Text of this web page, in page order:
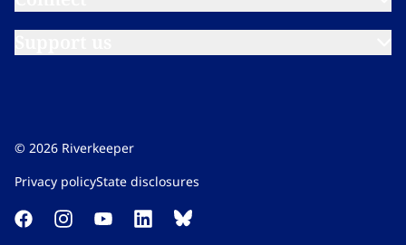
© 2026 Riverkeeper
Privacy policy​​​​‌ ‍ ​‍​‍‌‍ ‌ ​‍‌‍‍‌‌‍‌ ‌‍‍‌‌‍ ‍​‍​‍​ ‍‍​‍​‍‌ ​ ‌‍​‌‌‍ ‍‌‍‍‌‌ ‌​‌ ‍‌​‍ ‍‌‍‍‌‌‍ ​‍​‍​‍ ​​‍​‍‌‍‍​‌ ​‍‌‍‌‌‌‍‌‍​‍​‍​ ‍‍​‍​‍‌‍‍​‌ ‌​‌ ‌​‌ ​​‌ ​ ​ ‍‍​‍ ​‍ ‌‍​ ‌‍ ‌‌ ​ ​‍ ‍‌‍ ‌‌‍​‌‌‍‍‌‌‍ ‍​‍ ‍​ ​‍​ ​​​ ​‍​ ‌​‌ ​‍‌‍‌‌‌‍‌​‌‍‌‌‌ ​ ‌‍‍‌‌‍‌ ‌‍ ‍​‍ ‍‌ ​‍‌‍‍‌‌ ‌‍‌‍‌‌‌ ​‍‌‍‍ ‌‍‌‌‌‍‌‌‌ ​​‌‍‌‌‌ ​‍​‍ ‍‌‍ ‌ ​‍‌‍‌ ​‍ ‌‍‍‌‌‍ ‍‌ ‌​‌‍‌‌‌‍ ‍‌ ‌​​‍ ‌‍‌‌‌‍‌​‌‍‍‌‌ ‌​​‍ ‌‍ ‌‌‍ ‌‍‌​‌‍‌‌​ ‌‌ ​​‌ ​‍‌‍‌‌‌ ​ ‌‍‌‌‌‍ ‍‌ ‌​‌‍​‌‌ ‌​‌‍‍‌‌‍ ‌‍ ‍​ ‍ ‌‍‍‌‌‍‌​​ ‌‌‍‌‍‌‍ ‌‍ ‌ ‌​‌‍‌‌‌ ​‍​ ‍ ‌ ‌​‌ ‍‌‌ ​​‌‍‌‌​ ‌‌‍‌‍‌‍ ‌‍ ‌ ‌​‌‍‌‌‌ ​‍​ ‍ ‌ ​​‌‍​‌‌ ‌​‌‍‍​​ ‌‌‍​‌‌‍‌​‌‍‌​‌‍‍‌‌ ‌​‌‍‍‌‌‍ ‌‍ ‍‌‍​‌‌‍ ​‌​ ​‌‍‍‌‌‍ ‍‌‍‍ ‌ ​ ​‍‌‌​ ‌‌‌​​‍‌‌ ‌‍‍ ‌‍‌‌‌ ‍‌​‍‌‌​ ​ ‌​‌​​‍‌‌​ ​ ‌​‌​​‍‌‌​ ​‍​ ​‍‌‍​ ‌‍‌‍​ ​​​ ​‍​ ​‌​ ‌‍​ ‍‌​ ‌​​ ‌​‌‍​‌​ ​‍‌‍​ ​‍‌‌​ ​‍​ ​‍​‍‌‌​ ‌‌‌​‌​​‍ ‍‌ ‌​‌‍‌‌‌ ‍​‌ ‌​​ ‌‍​‍‌‍​‌‌ ​ ‌‍‌‌‌‌‌‌‌ ​‍‌‍ ​​ ‌‌‍‍​‌ ‌​‌ ‌​‌ ​​‌ ​ ​‍‌‌​ ​ ‌​​‌​‍‌‌​ ​‍‌​‌‍​‍‌‌​ ​‍‌​‌‍‌‍​ ‌‍ ‌‌ ​ ​‍ ‍‌‍ ‌‌‍​‌‌‍‍‌‌‍ ‍​‍ ‍​ ​‍​ ​​​ ​‍​ ‌​‌ ​‍‌‍‌‌‌‍‌​‌‍‌‌‌ ​ ‌‍‍‌‌‍‌ ‌‍ ‍​‍ ‍‌ ​‍‌‍‍‌‌ ‌‍‌‍‌‌‌ ​‍‌‍‍ ‌‍‌‌‌‍‌‌‌ ​​‌‍‌‌‌ ​‍​‍ ‍‌‍ ‌ ​‍‌‍‌ ​‍‌‍‌‍‍‌‌‍‌​​ ‌‌‍‌‍‌‍ ‌‍ ‌ ‌​‌‍‌‌‌ ​‍​‍‌‍‌ ‌​‌ ‍‌‌ ​​‌‍‌‌​ ‌‌‍‌‍‌‍ ‌‍ ‌ ‌​‌‍‌‌‌ ​‍​‍‌‍‌ ​​‌‍​‌‌ ‌​‌‍‍​​ ‌‌‍​‌‌‍‌​‌‍‌​‌‍‍‌‌ ‌​‌‍‍‌‌‍ ‌‍ ‍‌‍​‌‌‍ ​‌​ ​‌‍‍‌‌‍ ‍‌‍‍ ‌ ​ ​‍‌‌​ ‌‌‌​​‍‌‌ ‌‍‍ ‌‍‌‌‌ ‍‌​‍‌‌​ ​ ‌​‌​​‍‌‌​ ​ ‌​‌​​‍‌‌​ ​‍​ ​‍‌‍​ ‌‍‌‍​ ​​​ ​‍​ ​‌​ ‌‍​ ‍‌​ ‌​​ ‌​‌‍​‌​ ​‍‌‍​ ​‍‌‌​ ​‍​ ​‍​‍‌‌​ ‌‌‌​‌​​‍ ‍‌ ‌​‌‍‌‌‌ ‍​‌ ‌​​‍‌‍‌ ​​‌‍‌‌‌ ​‍‌ ​ ‌ ​​‌‍‌‌‌‍​ ‌ ‌​‌‍‍‌‌ ‌‍‌‍‌‌​ ‌‌ ​​‌ ‌‌‌‍​‍‌‍ ​‌‍‍‌‌ ​ ‌‍‍​‌‍‌‌‌‍‌​​‍​‍‌ ‌State disclosures​​​​‌ ‍ ​‍​‍‌‍ ‌ ​‍‌‍‍‌‌‍‌ ‌‍‍‌‌‍ ‍​‍​‍​ ‍‍​‍​‍‌ ​ ‌‍​‌‌‍ ‍‌‍‍‌‌ ‌​‌ ‍‌​‍ ‍‌‍‍‌‌‍ ​‍​‍​‍ ​​‍​‍‌‍‍​‌ ​‍‌‍‌‌‌‍‌‍​‍​‍​ ‍‍​‍​‍‌‍‍​‌ ‌​‌ ‌​‌ ​​‌ ​ ​ ‍‍​‍ ​‍ ‌‍​ ‌‍ ‌‌ ​ ​‍ ‍‌‍ ‌‌‍​‌‌‍‍‌‌‍ ‍​‍ ‍​ ​‍​ ​​​ ​‍​ ‌​‌ ​‍‌‍‌‌‌‍‌​‌‍‌‌‌ ​ ‌‍‍‌‌‍‌ ‌‍ ‍​‍ ‍‌ ​‍‌‍‍‌‌ ‌‍‌‍‌‌‌ ​‍‌‍‍ ‌‍‌‌‌‍‌‌‌ ​​‌‍‌‌‌ ​‍​‍ ‍‌‍ ‌ ​‍‌‍‌ ​‍ ‌‍‍‌‌‍ ‍‌ ‌​‌‍‌‌‌‍ ‍‌ ‌​​‍ ‌‍‌‌‌‍‌​‌‍‍‌‌ ‌​​‍ ‌‍ ‌‌‍ ‌‍‌​‌‍‌‌​ ‌‌ ​​‌ ​‍‌‍‌‌‌ ​ ‌‍‌‌‌‍ ‍‌ ‌​‌‍​‌‌ ‌​‌‍‍‌‌‍ ‌‍ ‍​ ‍ ‌‍‍‌‌‍‌​​ ‌‌‍‌‍‌‍ ‌‍ ‌ ‌​‌‍‌‌‌ ​‍​ ‍ ‌ ‌​‌ ‍‌‌ ​​‌‍‌‌​ ‌‌‍‌‍‌‍ ‌‍ ‌ ‌​‌‍‌‌‌ ​‍​ ‍ ‌ ​​‌‍​‌‌ ‌​‌‍‍​​ ‌‌‍​‌‌‍‌​‌‍‌​‌‍‍‌‌ ‌​‌‍‍‌‌‍ ‌‍ ‍‌‍​‌‌‍ ​‌​ ​‌‍‍‌‌‍ ‍‌‍‍ ‌ ​ ​‍‌‌​ ‌‌‌​​‍‌‌ ‌‍‍ ‌‍‌‌‌ ‍‌​‍‌‌​ ​ ‌​‌​​‍‌‌​ ​ ‌​‌​​‍‌‌​ ​‍​ ​‍​ ‌‍‌‍​ ‌‍‌‌​ ‍​‌‍‌‌​ ​​‌‍‌​​ ​‍‌‍​‌​ ‌​​ ‍​​ ‍​​‍‌‌​ ​‍​ ​‍​‍‌‌​ ‌‌‌​‌​​‍ ‍‌ ‌​‌‍‌‌‌ ‍​‌ ‌​​ ‌‍​‍‌‍​‌‌ ​ ‌‍‌‌‌‌‌‌‌ ​‍‌‍ ​​ ‌‌‍‍​‌ ‌​‌ ‌​‌ ​​‌ ​ ​‍‌‌​ ​ ‌​​‌​‍‌‌​ ​‍‌​‌‍​‍‌‌​ ​‍‌​‌‍‌‍​ ‌‍ ‌‌ ​ ​‍ ‍‌‍ ‌‌‍​‌‌‍‍‌‌‍ ‍​‍ ‍​ ​‍​ ​​​ ​‍​ ‌​‌ ​‍‌‍‌‌‌‍‌​‌‍‌‌‌ ​ ‌‍‍‌‌‍‌ ‌‍ ‍​‍ ‍‌ ​‍‌‍‍‌‌ ‌‍‌‍‌‌‌ ​‍‌‍‍ ‌‍‌‌‌‍‌‌‌ ​​‌‍‌‌‌ ​‍​‍ ‍‌‍ ‌ ​‍‌‍‌ ​‍‌‍‌‍‍‌‌‍‌​​ ‌‌‍‌‍‌‍ ‌‍ ‌ ‌​‌‍‌‌‌ ​‍​‍‌‍‌ ‌​‌ ‍‌‌ ​​‌‍‌‌​ ‌‌‍‌‍‌‍ ‌‍ ‌ ‌​‌‍‌‌‌ ​‍​‍‌‍‌ ​​‌‍​‌‌ ‌​‌‍‍​​ ‌‌‍​‌‌‍‌​‌‍‌​‌‍‍‌‌ ‌​‌‍‍‌‌‍ ‌‍ ‍‌‍​‌‌‍ ​‌​ ​‌‍‍‌‌‍ ‍‌‍‍ ‌ ​ ​‍‌‌​ ‌‌‌​​‍‌‌ ‌‍‍ ‌‍‌‌‌ ‍‌​‍‌‌​ ​ ‌​‌​​‍‌‌​ ​ ‌​‌​​‍‌‌​ ​‍​ ​‍​ ‌‍‌‍​ ‌‍‌‌​ ‍​‌‍‌‌​ ​​‌‍‌​​ ​‍‌‍​‌​ ‌​​ ‍​​ ‍​​‍‌‌​ ​‍​ ​‍​‍‌‌​ ‌‌‌​‌​​‍ ‍‌ ‌​‌‍‌‌‌ ‍​‌ ‌​​‍‌‍‌ ​​‌‍‌‌‌ ​‍‌ ​ ‌ ​​‌‍‌‌‌‍​ ‌ ‌​‌‍‍‌‌ ‌‍‌‍‌‌​ ‌‌ ​​‌ ‌‌‌‍​‍‌‍ ​‌‍‍‌‌ ​ ‌‍‍​‌‍‌‌‌‍‌​​‍​‍‌ ‌